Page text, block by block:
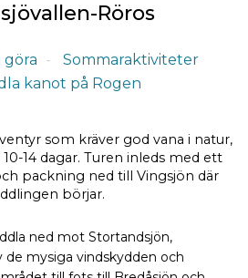
Röros
göra
Sommaraktiviteter
kanot på Rogen
som kräver god vana i natur,
14 dagar. Turen inleds med ett
packning ned till Vingsjön där
börjar.
ned mot Stortandsjön,
mysiga vindskydden och